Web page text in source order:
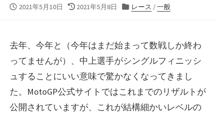
公
2021年5月10日
最
新
日
2021年5月8日
カ
ー
レース /一般
去年、今年と（今年はまだ始まって数戦しか終わ
ってませんが）、中上選手がシングルフィニッシ
ュすることにいい意味で驚かなくなってきまし
た。MotoGP公式サイトではこれまでのリザルトが
公開されていますが、これが結構細かいレベルの